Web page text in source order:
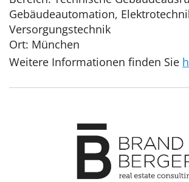
Gebäudeautomation,
Versorgungstechnik
Ort: München
Weitere Informationen finden Sie